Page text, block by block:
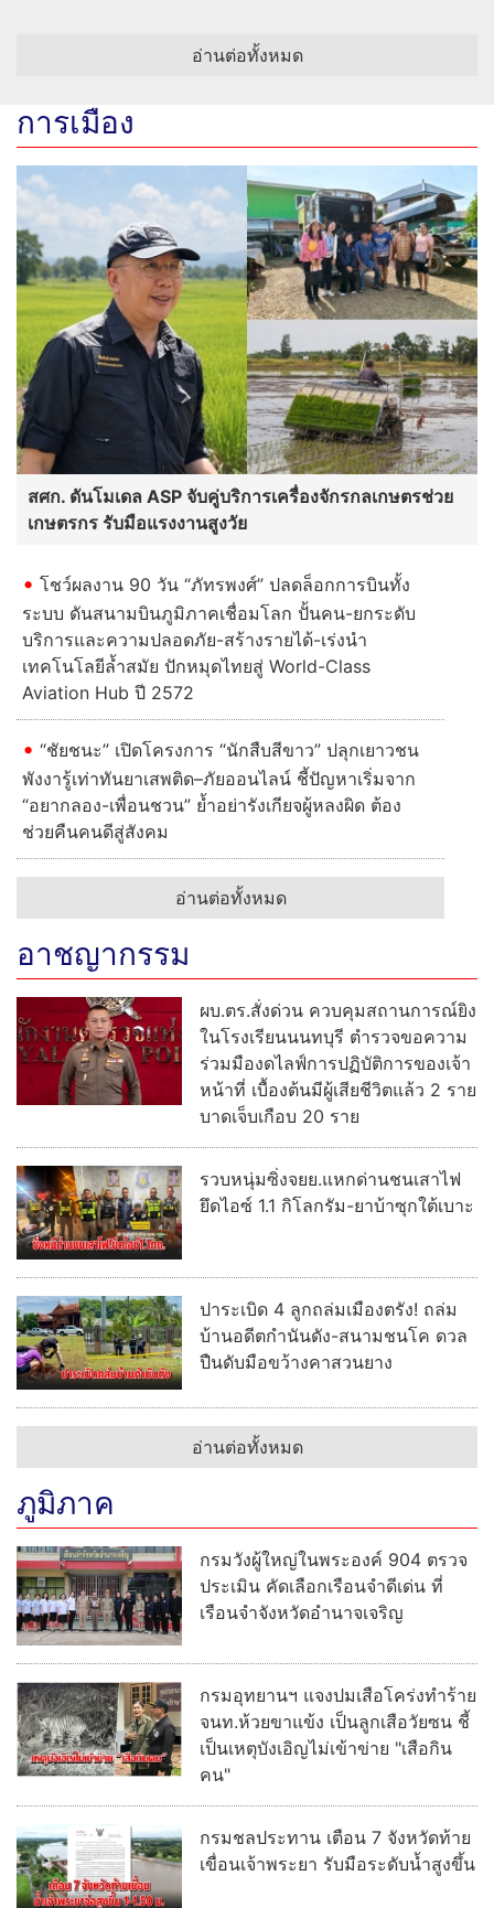
อ่านต่อทั้งหมด
การเมือง
สศก. ดันโมเดล ASP จับคู่บริการเครื่องจักรกลเกษตรช่วย
เกษตรกร รับมือแรงงานสูงวัย
โชว์ผลงาน 90 วัน “ภัทรพงศ์” ปลดล็อกการบินทั้ง
ระบบ ดันสนามบินภูมิภาคเชื่อมโลก ปั้นคน-ยกระดับ
บริการและความปลอดภัย-สร้างรายได้-เร่งนำ
เทคโนโลยีล้ำสมัย ปักหมุดไทยสู่ World-Class
Aviation Hub ปี 2572
“ชัยชนะ” เปิดโครงการ “นักสืบสีขาว” ปลุกเยาวชน
พังงารู้เท่าทันยาเสพติด–ภัยออนไลน์ ชี้ปัญหาเริ่มจาก
“อยากลอง-เพื่อนชวน” ย้ำอย่ารังเกียจผู้หลงผิด ต้อง
ช่วยคืนคนดีสู่สังคม
อ่านต่อทั้งหมด
อาชญากรรม
ผบ.ตร.สั่งด่วน ควบคุมสถานการณ์ยิง
ในโรงเรียนนนทบุรี ตำรวจขอความ
ร่วมมืองดไลฟ์การปฏิบัติการของเจ้า
หน้าที่ เบื้องต้นมีผู้เสียชีวิตแล้ว 2 ราย
บาดเจ็บเกือบ 20 ราย
รวบหนุ่มซิ่งจยย.แหกด่านชนเสาไฟ
ยึดไอซ์ 1.1 กิโลกรัม-ยาบ้าซุกใต้เบาะ
ปาระเบิด 4 ลูกถล่มเมืองตรัง! ถล่ม
บ้านอดีตกำนันดัง-สนามชนโค ดวล
ปืนดับมือขว้างคาสวนยาง
อ่านต่อทั้งหมด
ภูมิภาค
กรมวังผู้ใหญ่ในพระองค์ 904 ตรวจ
ประเมิน คัดเลือกเรือนจำดีเด่น ที่
เรือนจำจังหวัดอำนาจเจริญ
กรมอุทยานฯ แจงปมเสือโคร่งทำร้าย
จนท.ห้วยขาแข้ง เป็นลูกเสือวัยซน ชี้
เป็นเหตุบังเอิญไม่เข้าข่าย "เสือกิน
คน"
กรมชลประทาน เตือน 7 จังหวัดท้าย
เขื่อนเจ้าพระยา รับมือระดับน้ำสูงขึ้น